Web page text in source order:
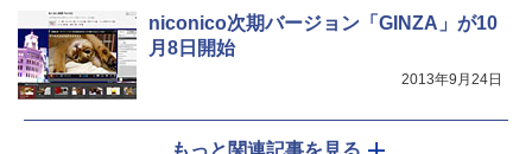
niconico次期バージョン「GINZA」が10
月8日開始
2013年9月24日
もっと関連記事を見る